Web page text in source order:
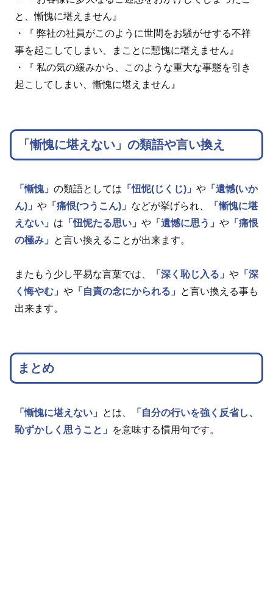
と、慚愧に堪えません』
・『 弊社の社員がこのように世間をお騒がせする不祥
事を起こしてしまい、まことに慙愧に堪えません』
・『 私の気の緩みから、このような重大な事態を引き
起こしてしまい、慚愧に堪えません』
「慚愧に堪えない」の類語や言い換え
「慚愧」 の類語としては 「忸怩(じくじ)」 や 「遺憾(いか
ん)」 や 「痛恨(つうこん)」 などが挙げられ、
「慚愧に堪
えない」 は 「忸怩たる思い」 や 「遺憾に思う」 や 「痛恨
の極み」
と言い換えることが出来ます。
またもう少し平易な言葉では、 「深く恥じ入る」 や 「深
く悔やむ」 や 「自責の念にかられる」
と言い換える事も
出来ます。
まとめ
「慚愧に堪えない」 とは、
「自分の行いを強く反省し、
恥ずかしく思うこと」
を意味する慣用句です。